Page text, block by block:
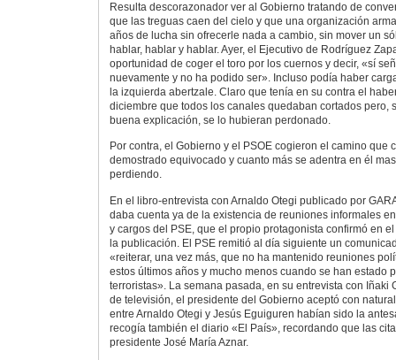
Resulta descorazonador ver al Gobierno tratando de
que las treguas caen del cielo y que una organización
años de lucha sin ofrecerle nada a cambio, sin mover un
hablar, hablar y hablar. Ayer, el Ejecutivo de Rodríguez
oportunidad de coger el toro por los cuernos y decir, «sí
nuevamente y no ha podido ser». Incluso podía haber
la izquierda abertzale. Claro que tenía en su contra el
diciembre que todos los canales quedaban cortados pero,
buena explicación, se lo hubieran perdonado.
Por contra, el Gobierno y el PSOE cogieron el camino que
demostrado equivocado y cuanto más se adentra en él
perdiendo.
En el libro-entrevista con Arnaldo Otegi publicado por
daba cuenta ya de la existencia de reuniones informales
y cargos del PSE, que el propio protagonista confirmó en
la publicación. El PSE remitió al día siguiente un
«reiterar, una vez más, que no ha mantenido reuniones
estos últimos años y mucho menos cuando se han estado
terroristas». La semana pasada, en su entrevista con Iñaki
de televisión, el presidente del Gobierno aceptó con
entre Arnaldo Otegi y Jesús Eguiguren habían sido la
recogía también el diario «El País», recordando que las
presidente José María Aznar.